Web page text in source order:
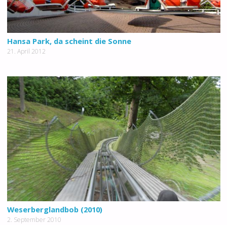
Hansa Park, da scheint die Sonne
21. April 2012
Weserberglandbob (2010)
2. September 2010